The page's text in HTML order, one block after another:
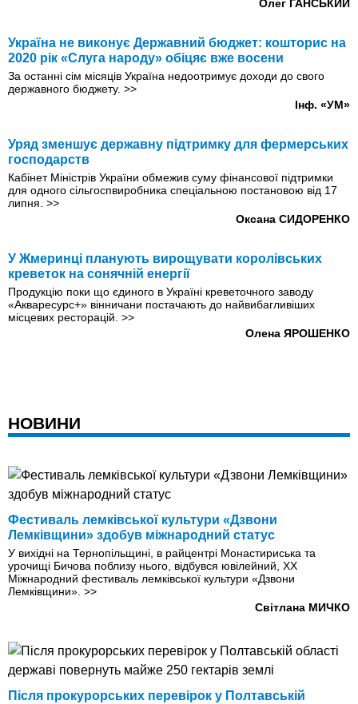
Олег ГАНСЬКИЙ
Україна не виконує Державний бюджет: кошторис на
2020 рік «Слуга народу» обіцяє вже восени
За останні сім місяців Україна недоотримує доходи до свого
державного бюджету. >>
Інф. «УМ»
Уряд зменшує державну підтримку для фермерських
господарств
Кабінет Міністрів України обмежив суму фінансової підтримки
для одного сільгоспвиробника спеціальною постановою від 17
липня. >>
Оксана СИДОРЕНКО
У Жмеринці планують вирощувати королівських
креветок на сонячній енергії
Продукцію поки що єдиного в Україні креветочного заводу
«Акваресурс+» вінничани постачають до найвибагливіших
місцевих ресторацій. >>
Олена ЯРОШЕНКО
НОВИНИ
Фестиваль лемківської культури «Дзвони
Лемківщини» здобув міжнародний статус
У вихідні на Тернопільщині, в райцентрі Монастириська та
урочищі Бичова поблизу нього, відбувся ювілейний, ХХ
Міжнародний фестиваль лемківської культури «Дзвони
Лемківщини». >>
Світлана МИЧКО
Після прокурорських перевірок у Полтавській